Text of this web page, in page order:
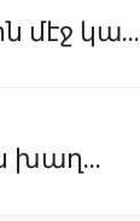
մէջ կա...
խաղ...